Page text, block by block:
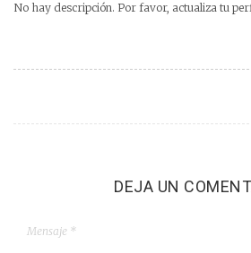
No hay descripción. Por favor, actualiza tu
DEJA UN